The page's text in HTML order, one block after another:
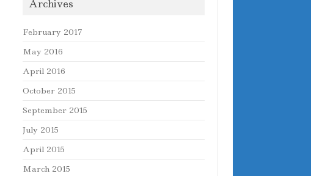
Archives
February 2017
May 2016
April 2016
October 2015
September 2015
July 2015
April 2015
March 2015